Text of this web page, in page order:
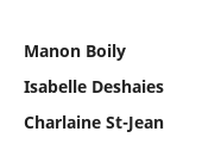
Manon Boily
Isabelle Deshaies
Charlaine St-Jean